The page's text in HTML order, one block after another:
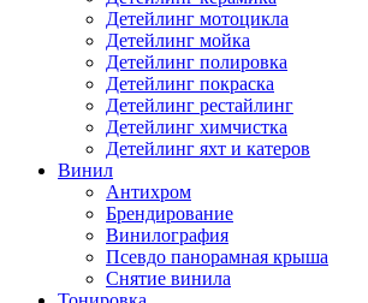
Детейлинг мотоцикла
Детейлинг мойка
Детейлинг полировка
Детейлинг покраска
Детейлинг рестайлинг
Детейлинг химчистка
Детейлинг яхт и катеров
Винил
Антихром
Брендирование
Винилография
Псевдо панорамная крыша
Снятие винила